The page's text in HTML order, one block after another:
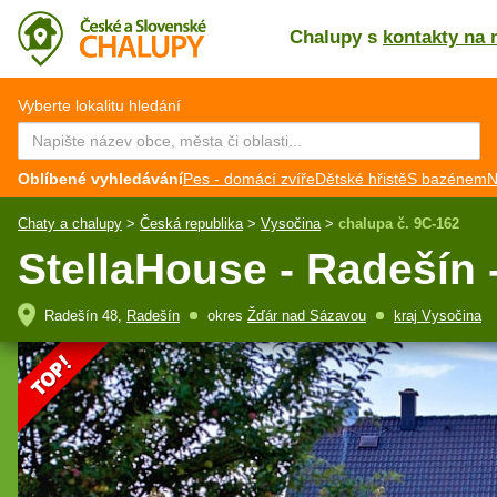
Chalupy s kontakty na
CZ EN
Vyberte lokalitu hledání
Oblíbené vyhledáváníPes - domácí zvířeDětské hřistěS bazénem
Chaty a chalupy > Česká republika > Vysočina > chalupa č. 9C-162
StellaHouse - Radešín
Radešín 48, Radešín okres Žďár nad Sázavou kraj Vysočina